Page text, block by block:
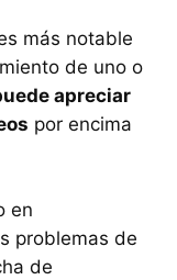
más notable
de uno o
apreciar
por encima
en
problemas de
de